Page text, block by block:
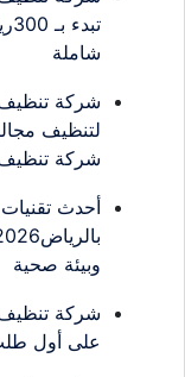
شاملة
لتنظيف
شركة
أحدث
وبيئة صحية
على أول